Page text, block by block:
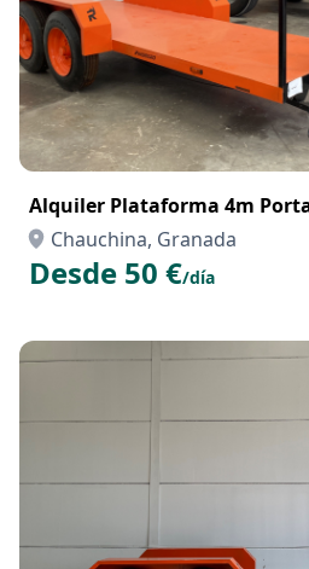
Alquiler Plataforma 4m
Chauchina, Granada
Desde 50 €/día